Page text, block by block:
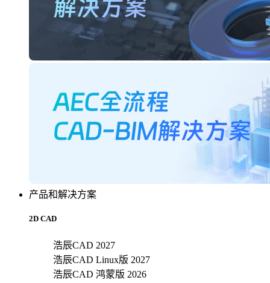
产品和解决方案
2D CAD
浩辰CAD 2027
浩辰CAD Linux版 2027
浩辰CAD 鸿蒙版 2026